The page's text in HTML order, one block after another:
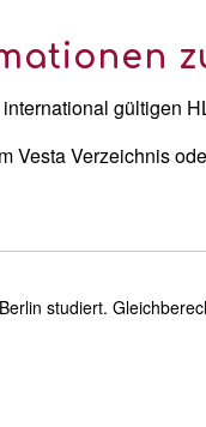
gültigen
Vesta Verzeichnis
studiert.